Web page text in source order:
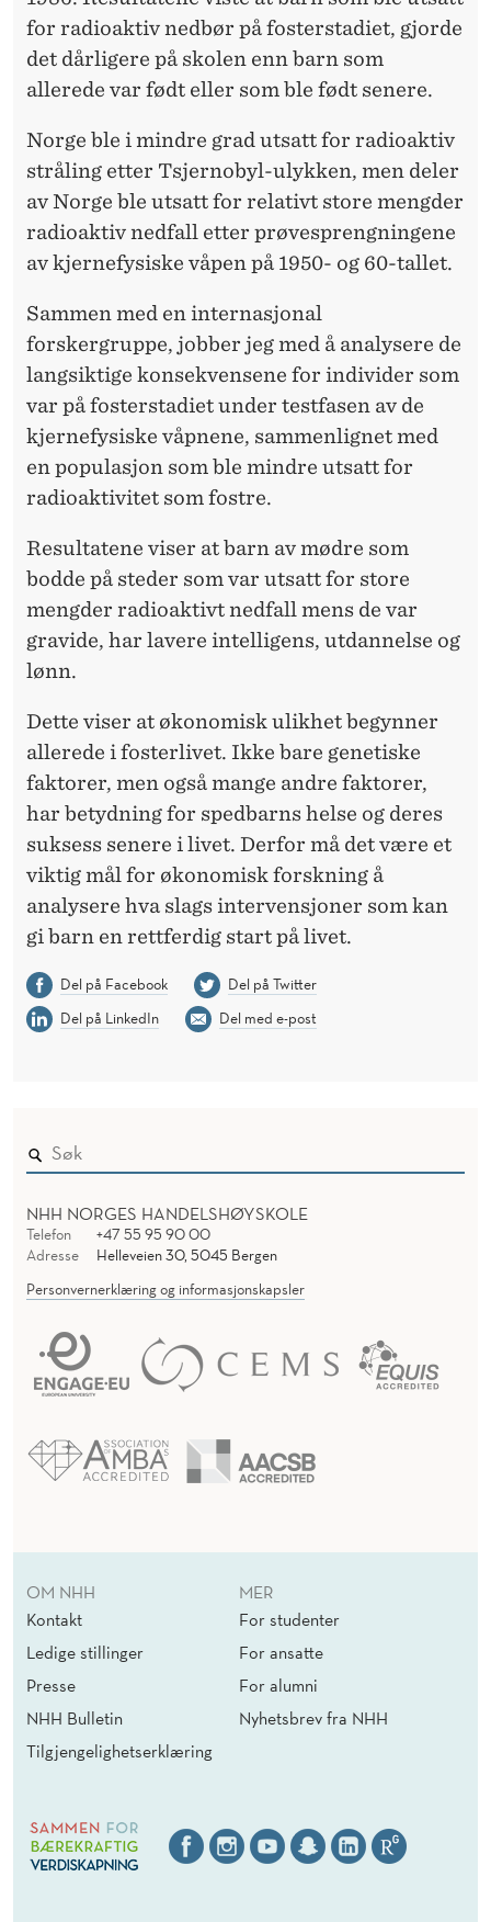
for radioaktiv nedbør på fosterstadiet, gjorde
det dårligere på skolen enn barn som
allerede var født eller som ble født senere.
Norge ble i mindre grad utsatt for radioaktiv
stråling etter Tsjernobyl-ulykken, men deler
av Norge ble utsatt for relativt store mengder
radioaktiv nedfall etter prøvesprengningene
av kjernefysiske våpen på 1950- og 60-tallet.
Sammen med en internasjonal
forskergruppe, jobber jeg med å analysere de
langsiktige konsekvensene for individer som
var på fosterstadiet under testfasen av de
kjernefysiske våpnene, sammenlignet med
en populasjon som ble mindre utsatt for
radioaktivitet som fostre.
Resultatene viser at barn av mødre som
bodde på steder som var utsatt for store
mengder radioaktivt nedfall mens de var
gravide, har lavere intelligens, utdannelse og
lønn.
Dette viser at økonomisk ulikhet begynner
allerede i fosterlivet. Ikke bare genetiske
faktorer, men også mange andre faktorer,
har betydning for spedbarns helse og deres
suksess senere i livet. Derfor må det være et
viktig mål for økonomisk forskning å
analysere hva slags intervensjoner som kan
gi barn en rettferdig start på livet.
Del på Facebook
Del på Twitter
Del på LinkedIn
Del med e-post
NHH NORGES HANDELSHØYSKOLE
Telefon
+47 55 95 90 00
Adresse
Helleveien 30, 5045 Bergen
Personvernerklæring og informasjonskapsler
OM NHH
Kontakt
Ledige stillinger
Presse
NHH Bulletin
Tilgjengelighetserklæring
MER
For studenter
For ansatte
For alumni
Nyhetsbrev fra NHH